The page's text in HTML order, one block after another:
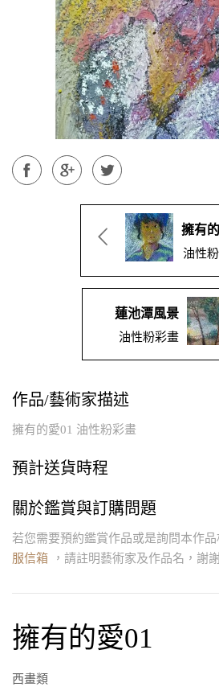
擁有
油性
蓮池潭風景
油性粉彩畫
作品/藝術家描述
擁有的愛01 油性粉彩畫
預計送貨時程
關於鑑賞與訂購問題
若您需要預約鑑賞作品或是詢問本作
服信箱
，請註明藝術家及作品名，謝
擁有的愛01
西畫類